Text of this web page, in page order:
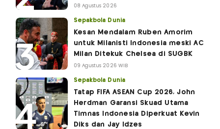
08 Agustus 2026
Sepakbola Dunia
Kesan Mendalam Ruben Amorim
untuk Milanisti Indonesia meski AC
Milan Ditekuk Chelsea di SUGBK
09 Agustus 2026 WIB
Sepakbola Dunia
Tatap FIFA ASEAN Cup 2026, John
Herdman Garansi Skuad Utama
Timnas Indonesia Diperkuat Kevin
Diks dan Jay Idzes